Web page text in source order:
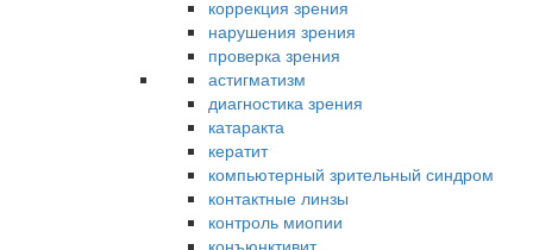
коррекция зрения
нарушения зрения
проверка зрения
астигматизм
диагностика зрения
катаракта
кератит
компьютерный зрительный синдром
контактные линзы
контроль миопии